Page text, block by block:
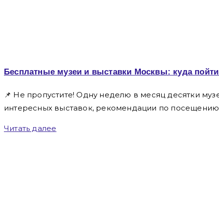
Бесплатные музеи и выставки Москвы: куда
📌 Не пропустите! Одну неделю в месяц десятки
интересных выставок, рекомендации по посещению,
Читать далее